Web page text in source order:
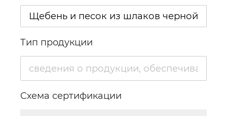
Тип продукции
Cхема сертификации